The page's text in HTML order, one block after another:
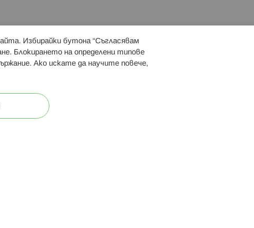
ни:
Избирайки бутона “Съгласявам
Блокирането на определени типове
Ако искате да научите повече,